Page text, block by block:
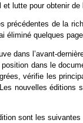
lutte pour obtenir de
précédentes de la
éliminé quelques
dans l’avant-
dans le
vérifie les
nouvelles
sont les suivantes